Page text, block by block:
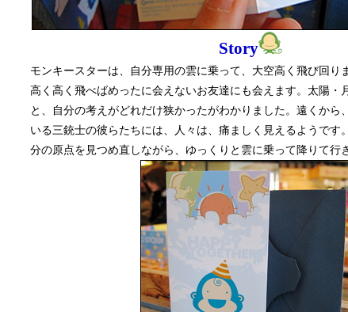
Story
モンキースターは、自分専用の雲に乗って、大空高く飛び回り
高く高く飛べばめったに会えないお友達にも会えます。太陽・
と、自分の考えがどれだけ狭かったがわかりました。遠くから
いる三銃士の彼らたちには、人々は、痛ましく見えるようです
分の原点を見つめ直しながら、ゆっくりと雲に乗って降りて行